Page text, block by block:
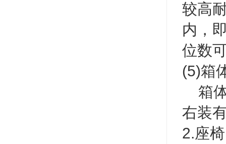
较高
内，
位数
(5)箱
箱体
右装
2.座椅